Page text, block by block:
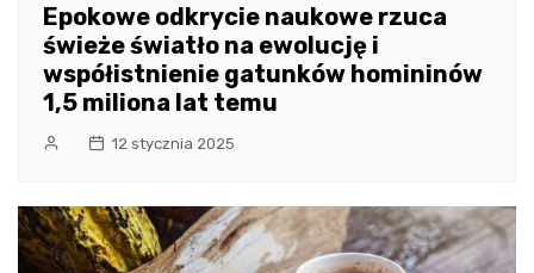
Epokowe odkrycie naukowe rzuca
świeże światło na ewolucję i
współistnienie gatunków homininów
1,5 miliona lat temu
12 stycznia 2025